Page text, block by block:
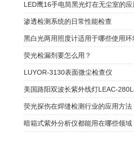
LED鹰16手电筒黑光灯在无尘室的应
渗透检测系统的日常性能检查
黑白光两用照度计适用于哪些使用环
荧光检漏剂要怎么用？
LUYOR-3130表面微尘检查仪
荧光探伤在焊缝检测行业的应用方法
暗箱式紫外分析仪都能用在哪些领域